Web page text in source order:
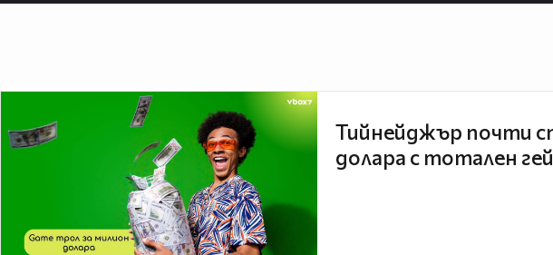
Тийнейджър почти
долара с тотален